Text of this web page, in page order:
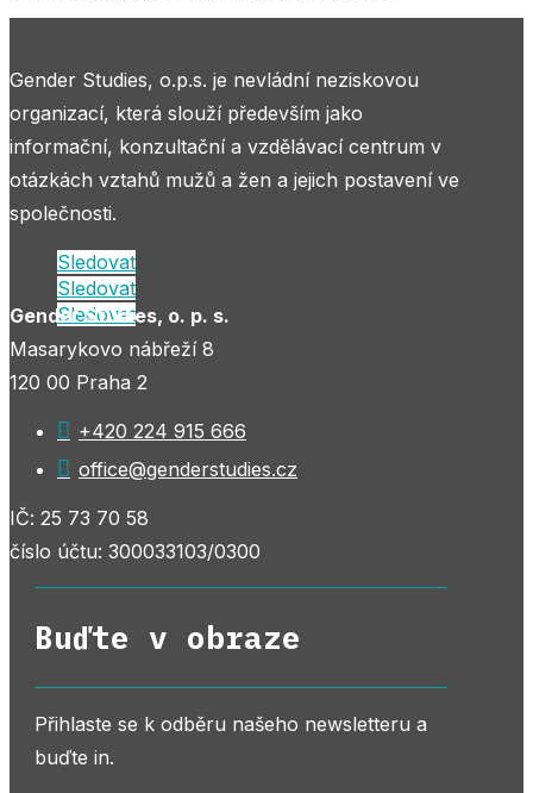
Gender Studies, o.p.s. je nevládní neziskovou
organizací, která slouží především jako
informační, konzultační a vzdělávací centrum v
otázkách vztahů mužů a žen a jejich postavení ve
společnosti.
Sledovat
Sledovat
Sledovat
Gender Studies, o. p. s.
Masarykovo nábřeží 8
120 00 Praha 2
 +420 224 915 666
 office@genderstudies.cz
IČ: 25 73 70 58
číslo účtu: 300033103/0300
Buďte v obraze
Přihlaste se k odběru našeho newsletteru a
buďte in.